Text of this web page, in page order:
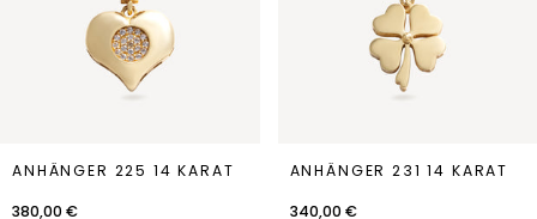
Anhänger
225
14
ANHÄNGER 225 14 KARAT
380,00 €
Anhänger
231
14
ANHÄNGER 231 14 KARAT
340,00 €